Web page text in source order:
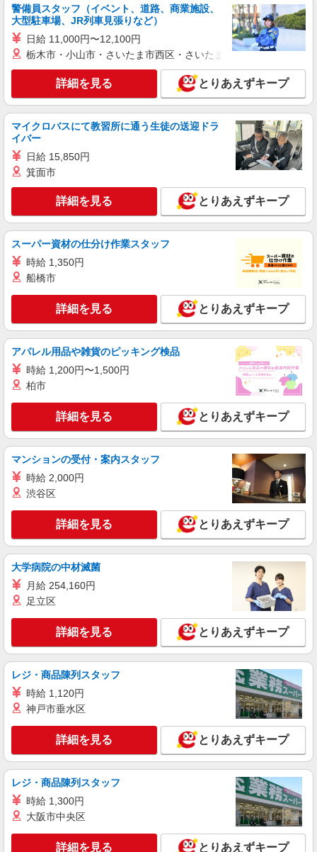
ライフ六町駅前店（店舗コード863）
品出し（商品陳列）
時給1,235円以上
ライフ六町駅前店 東京都足立区六町4-3-1
キープ 詳細を見る
アルバイト
ライフ扇大橋駅前店（店舗コード867）
NEW
ライフ扇大橋駅前店 東京都足立区扇2-26-1
キープ 詳細を見る
パート
ライフポンテポルタ千住店（店舗コード611）
NEW
時給1,260円以上
ライフポンテポルタ千住店 東京都足立区千住
橋戸町1-13
キープ 詳細を見る
ライフ梅島駅前店（店舗コード666）
NEW
時給1,235円以上 日曜祝日 時給1,335円以上 17
時以降 時給1,335円以上 20時以降 時給1,435円以
上 勤務開始日はお気軽にご相談ください！
ライフ梅島駅前店 東京都足立区梅島1-13-12
キープ 詳細を見る
パート
ライフポンテポルタ千住店（店舗コード611）
NEW
レジ
時給1,235円以上 17時以降 時給1,335円以上
ライフポンテポルタ千住店 東京都足立区千住
橋戸町1-13
キープ 詳細を見る
アルバイト
ライフ扇大橋駅前店（店舗コード867）
NEW
時給1,235円以上
ライフ扇大橋駅前店 東京都足立区扇2-26-1
キープ 詳細を見る
警備員スタッフ（イベント、道路、商業施設、
大型駐車場、JR列車見張りなど）
日給 11,000円〜12,100円
栃木市・小山市・さいたま市西区・さいたま市岩槻区・久喜市・
詳細を見る とりあえずキープ
マイクロバスにて教習所に通う生徒の送迎ドラ
イバー
日給 15,850円
箕面市
詳細を見る とりあえずキープ
スーパー資材の仕分け作業スタッフ
時給 1,350円
船橋市
詳細を見る とりあえずキープ
アパレル用品や雑貨のピッキング検品
時給 1,200円〜1,500円
柏市
詳細を見る とりあえずキープ
マンションの受付・案内スタッフ
時給 2,000円
渋谷区
詳細を見る とりあえずキープ
大学病院の中材滅菌
月給 254,160円
足立区
詳細を見る とりあえずキープ
レジ・商品陳列スタッフ
時給 1,120円
神戸市垂水区
詳細を見る とりあえずキープ
レジ・商品陳列スタッフ
時給 1,300円
大阪市中央区
詳細を見る とりあえずキープ